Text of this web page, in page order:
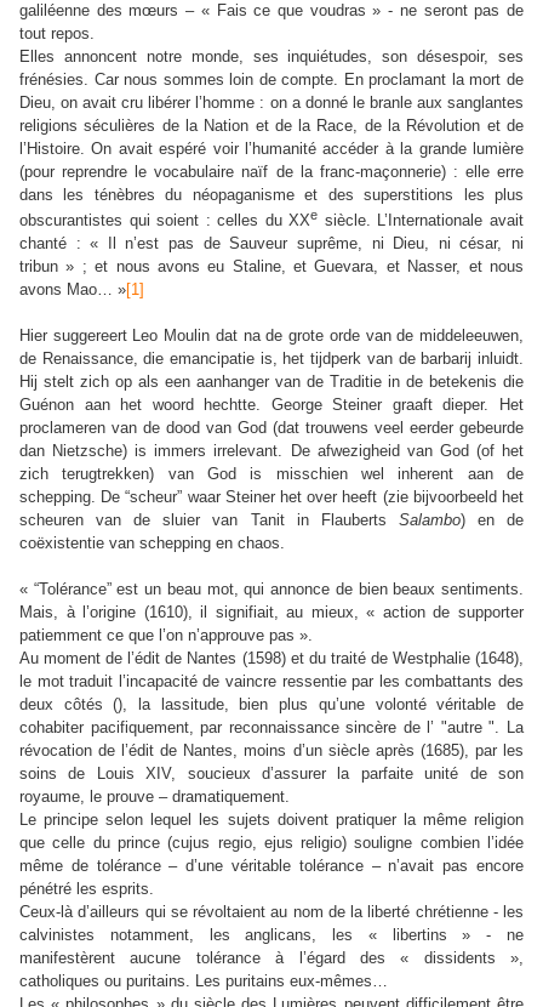
galiléenne des mœurs – « Fais ce que voudras » - ne seront pas de
tout repos.
Elles annoncent notre monde, ses inquiétudes, son désespoir, ses
frénésies. Car nous sommes loin de compte. En proclamant la mort de
Dieu, on avait cru libérer l’homme : on a donné le branle aux sanglantes
religions séculières de la Nation et de la Race, de la Révolution et de
l’Histoire. On avait espéré voir l’humanité accéder à la grande lumière
(pour reprendre le vocabulaire naïf de la franc-maçonnerie) : elle erre
dans les ténèbres du néopaganisme et des superstitions les plus
obscurantistes qui soient : celles du XXe siècle. L’Internationale avait
chanté : « Il n’est pas de Sauveur suprême, ni Dieu, ni césar, ni
tribun » ; et nous avons eu Staline, et Guevara, et Nasser, et nous
avons Mao… »[1]
Hier suggereert Leo Moulin dat na de grote orde van de middeleeuwen,
de Renaissance, die emancipatie is, het tijdperk van de barbarij inluidt.
Hij stelt zich op als een aanhanger van de Traditie in de betekenis die
Guénon aan het woord hechtte. George Steiner graaft dieper. Het
proclameren van de dood van God (dat trouwens veel eerder gebeurde
dan Nietzsche) is immers irrelevant. De afwezigheid van God (of het
zich terugtrekken) van God is misschien wel inherent aan de
schepping. De “scheur” waar Steiner het over heeft (zie bijvoorbeeld het
scheuren van de sluier van Tanit in Flauberts Salambo) en de
coëxistentie van schepping en chaos.
« “Tolérance” est un beau mot, qui annonce de bien beaux sentiments.
Mais, à l’origine (1610), il signifiait, au mieux, « action de supporter
patiemment ce que l’on n’approuve pas ».
Au moment de l’édit de Nantes (1598) et du traité de Westphalie (1648),
le mot traduit l’incapacité de vaincre ressentie par les combattants des
deux côtés (), la lassitude, bien plus qu’une volonté véritable de
cohabiter pacifiquement, par reconnaissance sincère de l’ "autre ". La
révocation de l’édit de Nantes, moins d’un siècle après (1685), par les
soins de Louis XIV, soucieux d’assurer la parfaite unité de son
royaume, le prouve – dramatiquement.
Le principe selon lequel les sujets doivent pratiquer la même religion
que celle du prince (cujus regio, ejus religio) souligne combien l’idée
même de tolérance – d’une véritable tolérance – n’avait pas encore
pénétré les esprits.
Ceux-là d’ailleurs qui se révoltaient au nom de la liberté chrétienne - les
calvinistes notamment, les anglicans, les « libertins » - ne
manifestèrent aucune tolérance à l’égard des « dissidents »,
catholiques ou puritains. Les puritains eux-mêmes…